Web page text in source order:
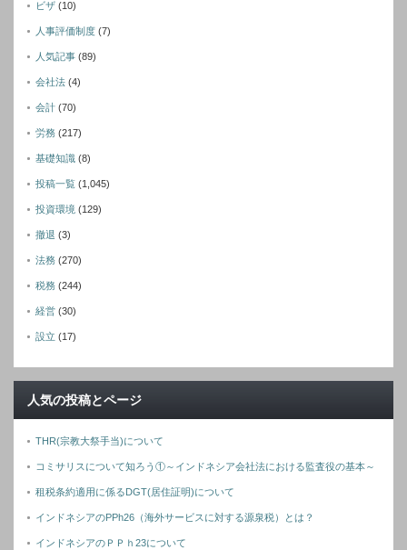
ビザ (10)
人事評価制度 (7)
人気記事 (89)
会社法 (4)
会計 (70)
労務 (217)
基礎知識 (8)
投稿一覧 (1,045)
投資環境 (129)
撤退 (3)
法務 (270)
税務 (244)
経営 (30)
設立 (17)
人気の投稿とページ
THR(宗教大祭手当)について
コミサリスについて知ろう①～インドネシア会社法における監査役の基本～
租税条約適用に係るDGT(居住証明)について
インドネシアのPPh26（海外サービスに対する源泉税）とは？
インドネシアのＰＰｈ23について